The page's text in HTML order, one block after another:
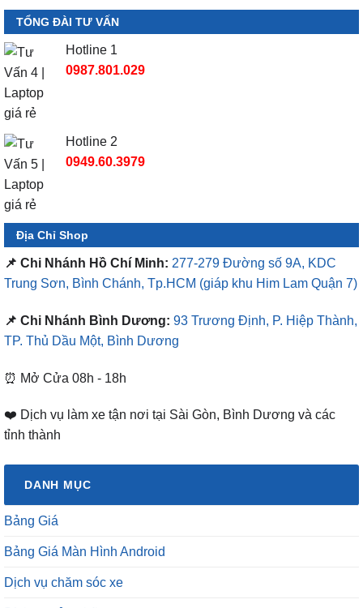
TỔNG ĐÀI TƯ VẤN
Hotline 1
0987.801.029
Hotline 2
0949.60.3979
Địa Chỉ Shop
📌 Chi Nhánh Hồ Chí Minh: 277-279 Đường số 9A, KDC
Trung Sơn, Bình Chánh, Tp.HCM (giáp khu Him Lam Quận 7)
📌 Chi Nhánh Bình Dương: 93 Trương Định, P. Hiệp Thành,
TP. Thủ Dầu Một, Bình Dương
⏰ Mở Cửa 08h - 18h
❤️ Dịch vụ làm xe tận nơi tại Sài Gòn, Bình Dương và các
tỉnh thành
DANH MỤC
Bảng Giá
Bảng Giá Màn Hình Android
Dịch vụ chăm sóc xe